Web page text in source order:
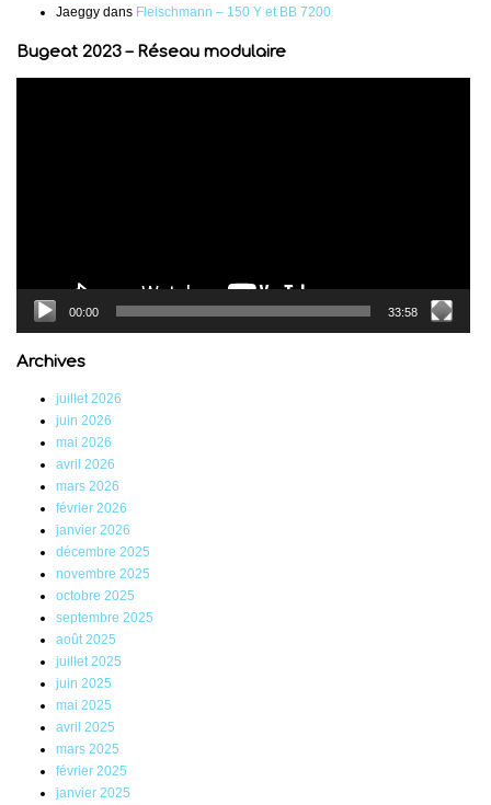
Jaeggy dans Fleischmann – 150 Y et BB 7200
Bugeat 2023 – Réseau modulaire
00:00 33:58
Archives
juillet 2026
juin 2026
mai 2026
avril 2026
mars 2026
février 2026
janvier 2026
décembre 2025
novembre 2025
octobre 2025
septembre 2025
août 2025
juillet 2025
juin 2025
mai 2025
avril 2025
mars 2025
février 2025
janvier 2025